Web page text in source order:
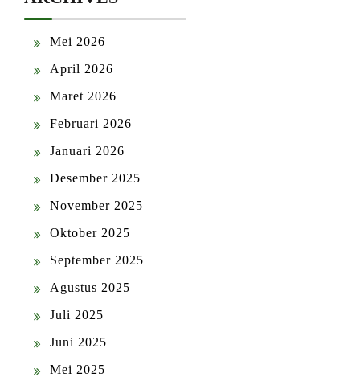
Mei 2026
April 2026
Maret 2026
Februari 2026
Januari 2026
Desember 2025
November 2025
Oktober 2025
September 2025
Agustus 2025
Juli 2025
Juni 2025
Mei 2025